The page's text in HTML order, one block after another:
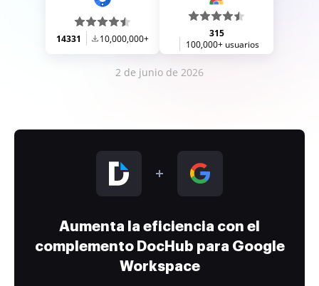
14331 10,000,000+
315
100,000+ usuarios
2 de junio de 2026
Aumenta la eficiencia con el
complemento DocHub para Google
Workspace